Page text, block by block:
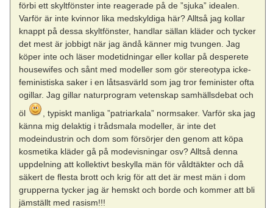
förbi ett skyltfönster inte reagerade på de ”sjuka” idealen.
Varför är inte kvinnor lika medskyldiga här? Alltså jag kollar
knappt på dessa skyltfönster, handlar sällan kläder och tycker
det mest är jobbigt när jag ändå känner mig tvungen. Jag
köper inte och läser modetidningar eller kollar på desperete
housewifes och sånt med modeller som gör stereotypa icke-
feministiska saker i en låtsasvärld som jag tror feminister ofta
ogillar. Jag gillar naturprogram vetenskap samhällsdebat och
öl
, typiskt manliga ”patriarkala” normsaker. Varför ska jag
känna mig delaktig i trådsmala modeller, är inte det
modeindustrin och dom som försörjer den genom att köpa
kosmetika kläder gå på modevisningar osv? Alltså denna
uppdelning att kollektivt beskylla män för våldtäkter och då
säkert de flesta brott och krig för att det är mest män i dom
grupperna tycker jag är hemskt och borde och kommer att bli
jämställt med rasism!!!